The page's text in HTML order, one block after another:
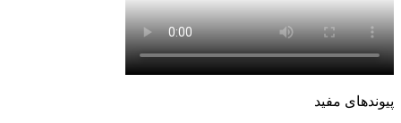
پیوندهای مفید